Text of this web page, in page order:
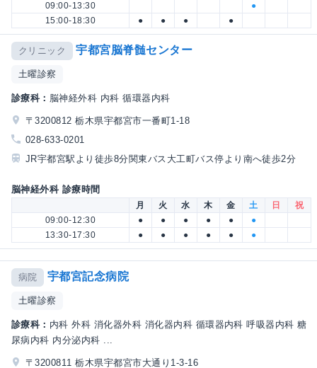
09:00-13:30
●
15:00-18:30
● ● ● ●
クリニック 宇都宮脳脊髄センター
土曜診察
診療科： 脳神経外科 内科 循環器内科
〒3200812 栃木県宇都宮市一番町1-18
028-633-0201
JR宇都宮駅より徒歩8分関東バス大工町バス停より南へ徒歩2分
脳神経外科 診療時間
月 火 水 木 金 土 日
祝
09:00-12:30
● ● ● ● ●
●
13:30-17:30
● ● ● ● ● ●
病院 宇都宮記念病院
土曜診察
診療科： 内科 外科 消化器外科 消化器内科 循環器内科 呼吸器内科 糖
尿病内科 内分泌内科 ...
〒3200811 栃木県宇都宮市大通り1-3-16